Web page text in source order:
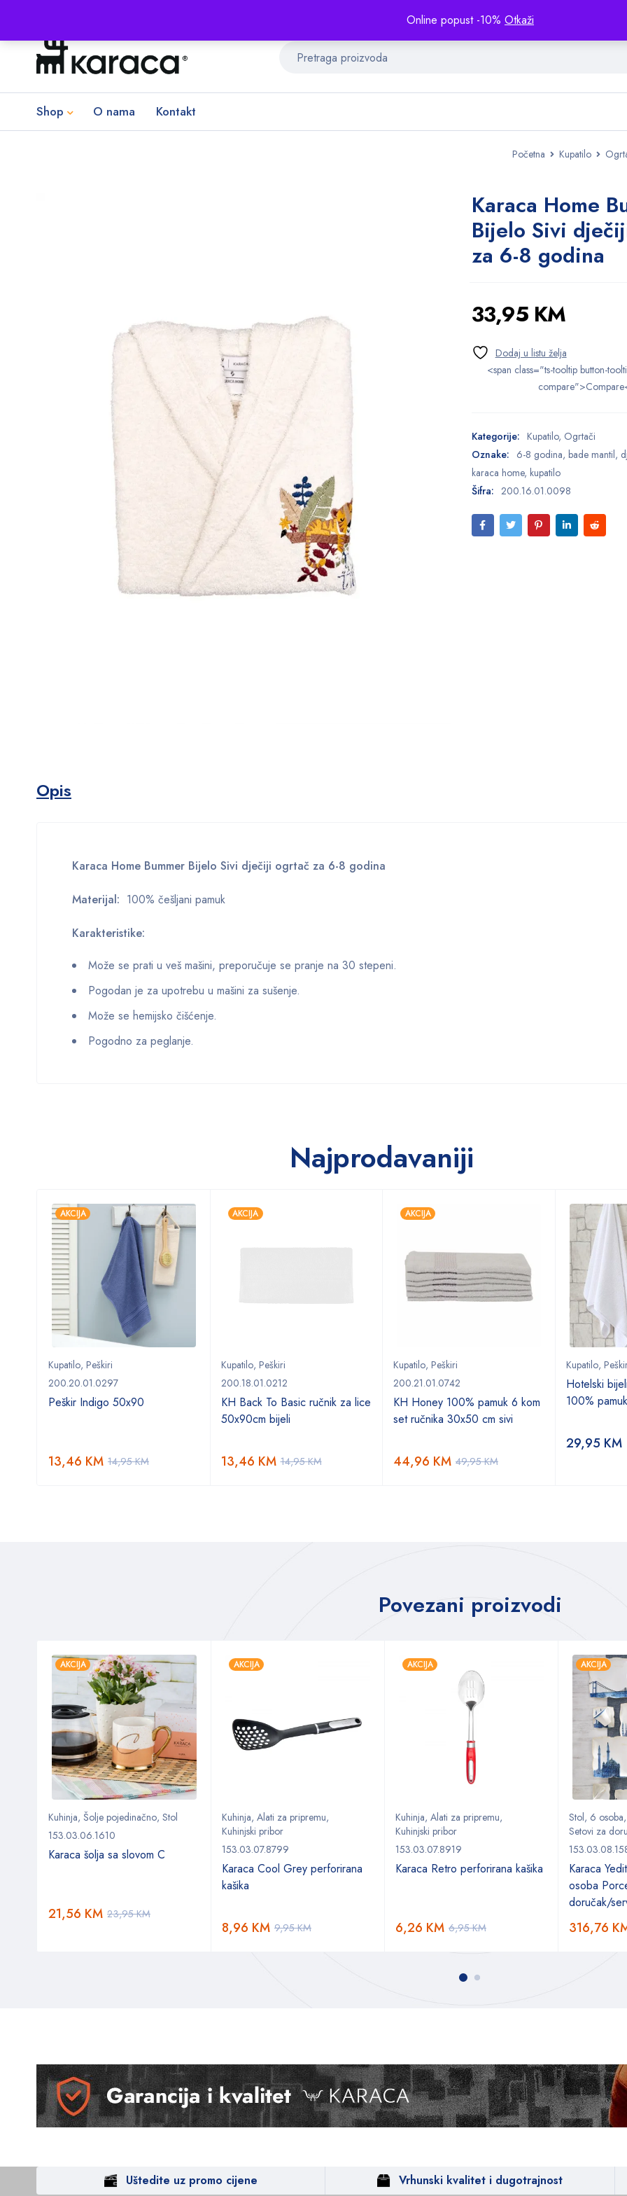
Online popust -10% Otkaži
Shop O nama Kontakt
Početna Kupatilo
Karaca Home
Bijelo Sivi
za 6-8 godina
33,95 KM
<span class="ts-tooltip button-
Kategorije: Kupatilo, Ogrtači
Oznake: 6-8 godina, bade mantil,
karaca home, kupatilo
Šifra: 200.16.01.0098
Opis
Karaca Home Bummer Bijelo Sivi dječiji ogrtač za 6-8 godina
Materijal: 100% češljani pamuk
Karakteristike:
Može se prati u veš mašini, preporučuje se pranje na 30 stepeni.
Pogodan je za upotrebu u mašini za sušenje.
Može se hemijsko čišćenje.
Pogodno za peglanje.
Najprodavaniji
AKCIJA
Kupatilo, Peškiri
200.20.01.0297
Peškir Indigo 50x90
14,95KM
13,46 KM
AKCIJA
Kupatilo, Peškiri
200.18.01.0212
KH Back To Basic ručnik za lice
50x90cm bijeli
14,95KM
13,46 KM
AKCIJA
Kupatilo, Peškiri
200.21.01.0742
KH Honey 100% pamuk 6 kom
set ručnika 30x50 cm sivi
49,95KM
44,96 KM
Kupatilo,
Hotelski
100%
29,95 KM
Povezani proizvodi
AKCIJA
Kuhinja, Šolje pojedinačno, Stol
153.03.06.1610
Karaca šolja sa slovom C
23,95KM
21,56 KM
AKCIJA
Kuhinja, Alati za pripremu,
Kuhinjski pribor
153.03.07.8799
Karaca Cool Grey perforirana
kašika
9,95KM
8,96 KM
AKCIJA
Kuhinja, Alati za pripremu,
Kuhinjski pribor
153.03.07.8919
Karaca Retro perforirana kašika
6,95KM
6,26 KM
AKCIJA
Stol, 6 osoba,
Setovi za
Karaca
osoba
doručak/
316,76
Uštedite uz promo cijene Vrhunski kvalitet i dugotrajnost